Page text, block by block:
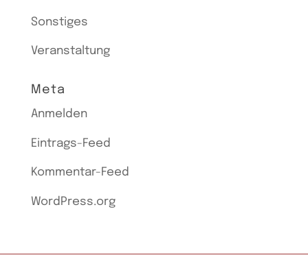
Sonstiges
Veranstaltung
Meta
Anmelden
Eintrags-Feed
Kommentar-Feed
WordPress.org